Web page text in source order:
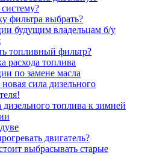
фильтра выбрать?
будущим владельцам б/у
топливный фильтр?
расхода топлива
по замене масла
сила дизельного
дизельного топлива к зимней
двигатель?
выбрасывать старые